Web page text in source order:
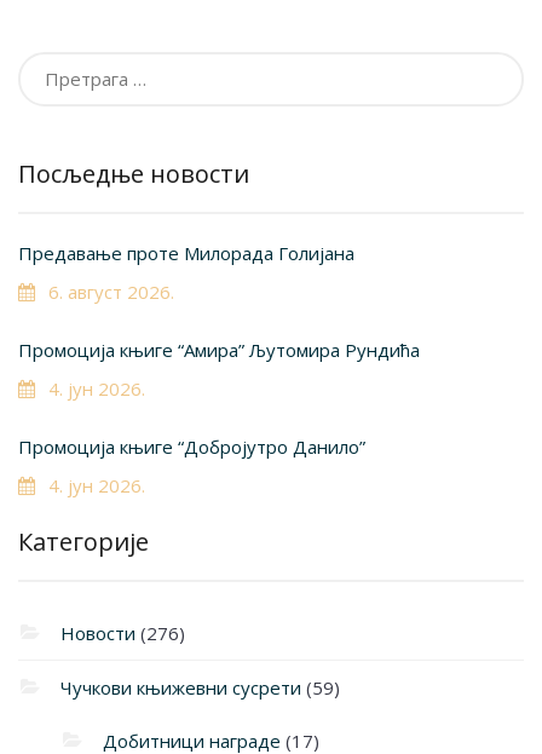
Посљедње новости
Предавање проте Милорада Голијана
6. август 2026.
Промоција књиге “Амира” Љутомира Рундића
4. јун 2026.
Промоција књиге “Добројутро Данило”
4. јун 2026.
Категорије
Новости (276)
Чучкови књижевни сусрети (59)
Добитници награде (17)